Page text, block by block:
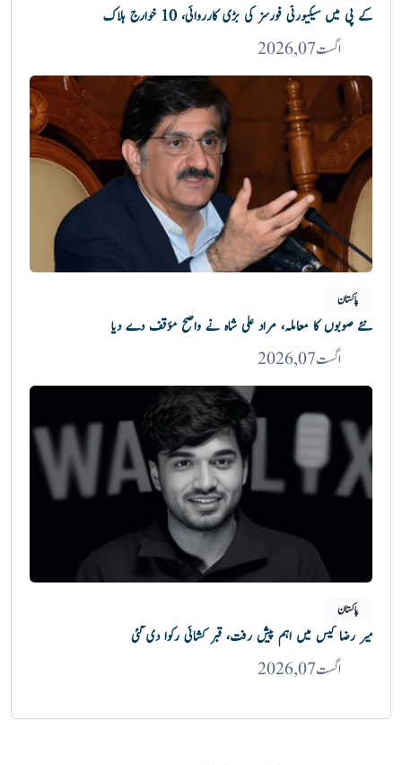
کے پی میں سیکیورٹی فورسز کی بڑی کارروائی، 10 خوارج ہلاک
اگست 07, 2026
پاکستان
نئے صوبوں کا معاملہ، مراد علی شاہ نے واضح مؤقف دے دیا
اگست 07, 2026
پاکستان
میر رضا کیس میں اہم پیش رفت، قبر کشائی رکوا دی گئی
اگست 07, 2026